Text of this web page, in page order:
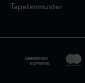
Tapetenmuster